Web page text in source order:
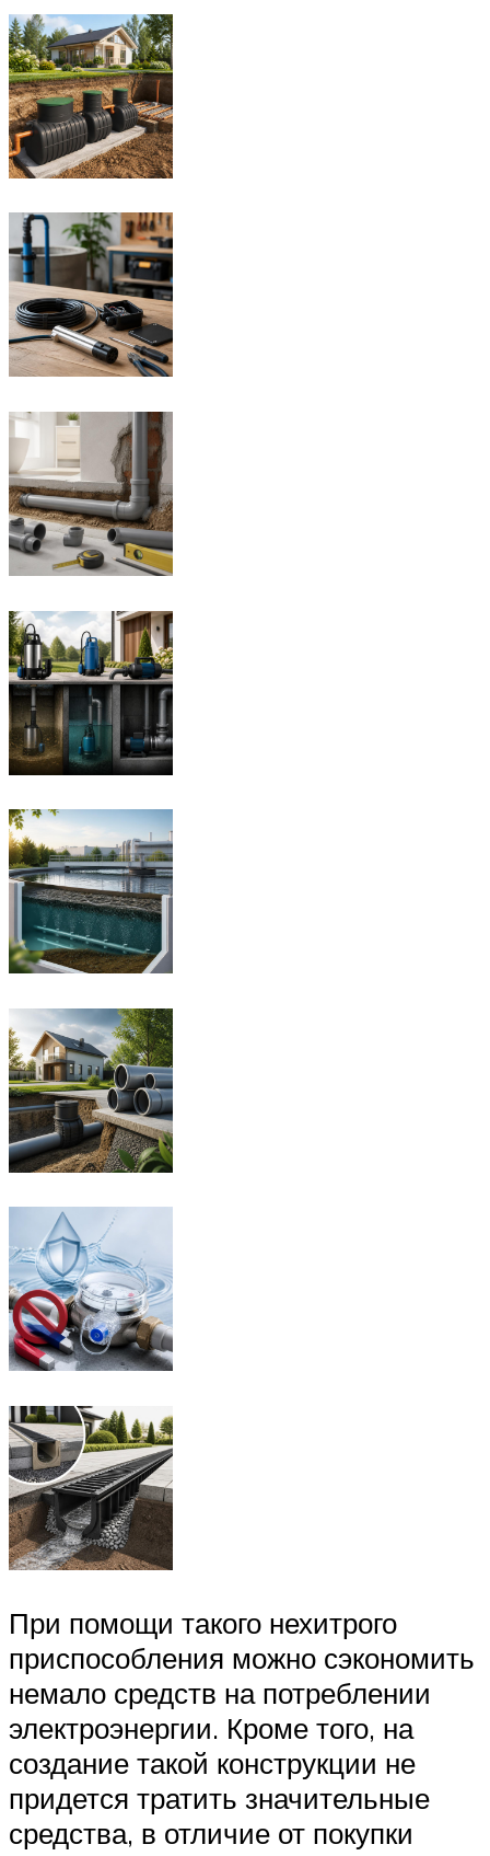
При помощи такого нехитрого
приспособления можно сэкономить
немало средств на потреблении
электроэнергии. Кроме того, на
создание такой конструкции не
придется тратить значительные
средства, в отличие от покупки